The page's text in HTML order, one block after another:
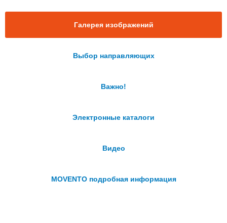
Галерея изображений
Выбор направляющих
Важно!
Электронные каталоги
Видео
MOVENTO подробная информация